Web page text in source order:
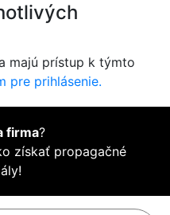
majú prístup k týmto
pre prihlásenie.
firma?
získať propagačné